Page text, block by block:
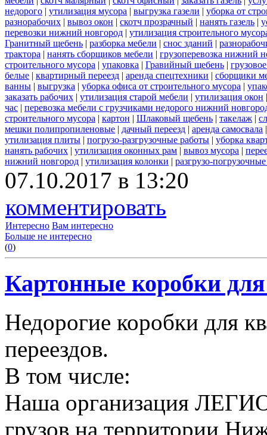
недорого | утилизация мусора | выгрузка газели | уборка от
разнорабочих | вывоз окон | скотч прозрачный | нанять газель |
перевозки нижний новгород | утилизация строительного
Гранитный щебень | разборка мебели | снос зданий |
трактора | нанять сборщиков мебели | грузоперевозка нижний
строительного мусора | упаковка | Гравийный щебень |
белые | квартирный переезд | аренда спецтехники | сборщики
ванны | выгрузка | уборка офиса от строительного мусора |
заказать рабочих | утилизация старой мебели | утилизация окон
час | перевозка мебели с грузчиками недорого нижний
строительного мусора | картон | Шлаковый щебень | такелаж |
мешки полипропиленовые | дачный переезд | аренда самосвала
утилизация плиты | погрузо-разгрузочные работы | уборка
нанять рабочих | утилизация оконных рам | вывоз мусора |
нижний новгород | утилизация колонки | разгрузо-
07.10.2017 в 13:20
комментировать
Интересно Вам интересно
Больше не интересно
(0)
Картонные коробки для
Недорогие коробки для
переездов.
В том числе:
Наша организация
грузов на территории